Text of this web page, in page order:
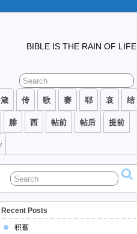
BIBLE IS THE RAIN OF LIFE.
箴 传 歌 赛 耶 哀 结
腓 西 帖前 帖后 提前
Recent Posts
积蓄